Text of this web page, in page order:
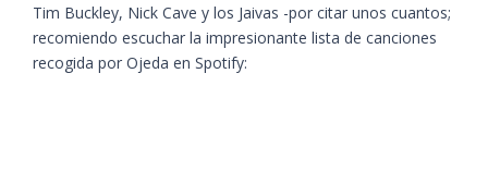
Tim Buckley, Nick Cave y los Jaivas -por citar unos cuantos;
recomiendo escuchar la impresionante lista de canciones
recogida por Ojeda en Spotify: